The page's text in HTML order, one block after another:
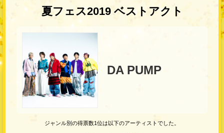
夏フェス2019 ベストアクト
DA PUMP
ジャンル別の得票数1位は以下のアーティストでした。